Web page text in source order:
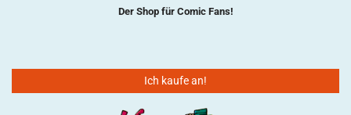
Der Shop für Comic Fans!
Ich kaufe an!